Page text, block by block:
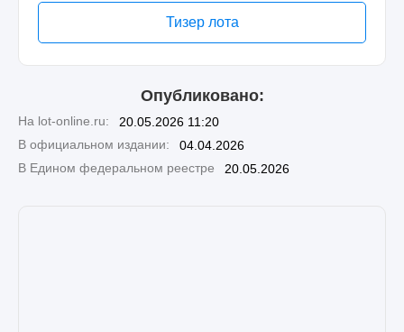
Тизер лота
Опубликовано:
На lot-online.ru:
20.05.2026 11:20
В официальном издании:
04.04.2026
В Едином федеральном реестре
20.05.2026